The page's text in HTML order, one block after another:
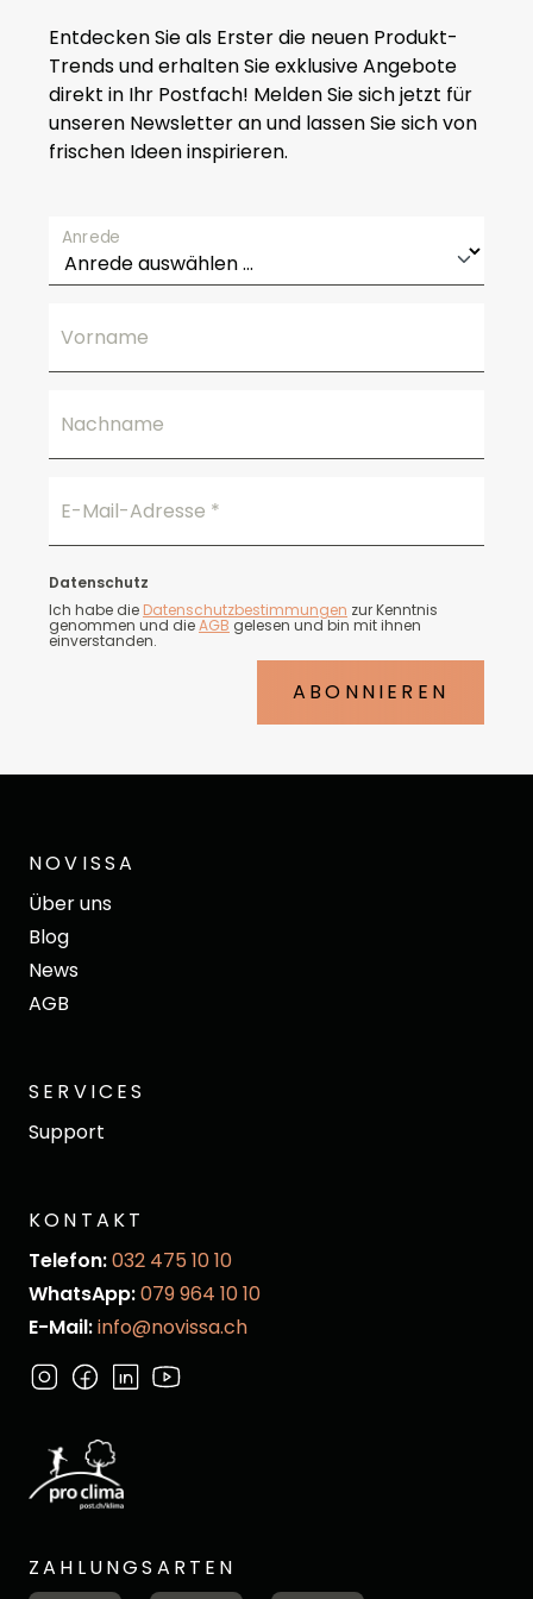
r
Entdecken Sie als Erster die neuen Produkt-
Trends und erhalten Sie exklusive Angebote
direkt in Ihr Postfach! Melden Sie sich jetzt für
unseren Newsletter an und lassen Sie sich von
frischen Ideen inspirieren.
Anrede
Vorname
Nachname
E-Mail-Adresse *
Datenschutz
Ich habe die Datenschutzbestimmungen zur Kenntnis
genommen und dieAGB gelesen und bin mit ihnen
einverstanden.
ABONNIEREN
NOVISSA
Über uns
Blog
News
AGB
SERVICES
Support
KONTAKT
Telefon:032 475 10 10
WhatsApp:079 964 10 10
E-Mail:info@novissa.ch
ZAHLUNGSARTEN